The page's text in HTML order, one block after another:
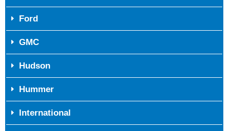
Ford
GMC
Hudson
Hummer
International